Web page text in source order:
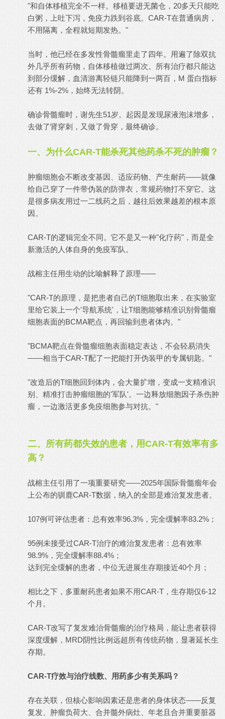
"和自体移植完全不一样。移植要进无菌仓，20多天只能吃
白粥，上吐下泻，免疫力跌到谷底。CAR-T在普通病房，
不用隔离，全程就短期发热。"
当时，他已经在多发性骨髓瘤里走了四年。用遍了除双抗
外几乎所有药物，自体移植做过两次。所有治疗都只能达
到部分缓解，血清游离轻链只能降到一两百，M 蛋白指标
还有 1%-2%，始终无法转阴。
确诊骨髓瘤时，谢先生51岁。起因是发现尿液泡沫增多，
去做了肾穿刺，又做了骨穿，最终确诊。
一、为什么CAR-T能杀死其他药杀不死的肿瘤？
肿瘤细胞会不断改变基因、适应药物、产生耐药——就像
给自己穿了一件带伪装的防弹衣，常规药物打不穿它。这
是很多病友用过一二线药之后，越往后效果越差的根本原
因。
CAR-T的逻辑完全不同。它不是又一种"化疗药"，而是全
新激活的人体自身的免疫军队。
战榕主任用生动的比喻解释了原理——
"CAR-T的原理，是把患者自己的T细胞取出来，在实验室
里给它装上一个'导航系统'，让T细胞能够精准识别骨髓瘤
细胞表面的BCMA靶点，再回输到患者体内。"
"BCMA靶点在骨髓瘤细胞表面稳定表达，不会轻易消失
——相当于CAR-T配了一把能打开伪装甲的专属钥匙。"
"改造后的T细胞回到体内，会大量扩增，变成一支精准识
别、精准打击肿瘤细胞的'军队'。一边释放细胞因子杀伤肿
瘤，一边激活更多免疫细胞参与对抗。"
二、所有药都失效的患者，用CAR-T有效率有多
高？
战榕主任引用了一项重要研究——2025年国际骨髓瘤年会
上公布的驯鹿CAR-T数据，纳入的全部是难治复发患者。
107例可评估患者：总有效率96.3%，完全缓解率83.2%；
95例未接受过CAR-T治疗的难治复发患者：总有效率
98.9%，完全缓解率88.4%；
达到完全缓解的患者，中位无进展生存期接近40个月；
相比之下，多重耐药患者如果不用CAR-T，生存期仅6-12
个月。
CAR-T改写了复发难治骨髓瘤的治疗格局，能让患者获得
深度缓解，MRD阴性比例远超所有传统药物，显著延长生
存期。
CAR-T疗效与治疗线数、用药多少有关系吗？
存在关联，但核心影响因素还是患者的身体状态——反复
复发、肿瘤负荷大、合并髓外病灶、年老且合并重要脏器